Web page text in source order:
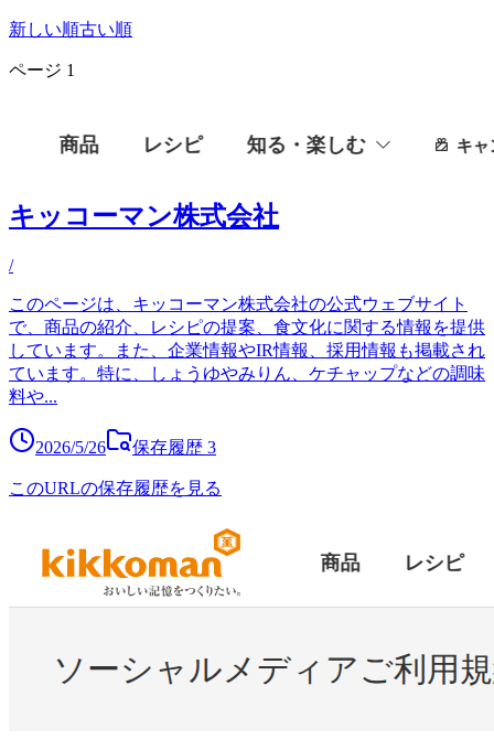
新しい順古い順
ページ 1
キッコーマン株式会社
/
このページは、キッコーマン株式会社の公式ウェブサイト
で、商品の紹介、レシピの提案、食文化に関する情報を提供
しています。また、企業情報やIR情報、採用情報も掲載され
ています。特に、しょうゆやみりん、ケチャップなどの調味
料や...
2026/5/26 保存履歴 3
このURLの保存履歴を見る